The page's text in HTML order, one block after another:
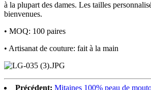
à la plupart des dames. Les tailles
bienvenues.
• MOQ: 100 paires
• Artisanat de couture: fait à la main
Précédent: Mitaines 100% peau de